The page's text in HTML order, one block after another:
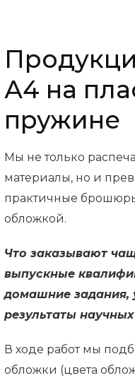
А4 на
пружине
Мы не только
материалы, но и
практичные
обложкой.
Что заказывают
выпускные
домашние задания,
результаты
В ходе работ мы
обложки (цвета